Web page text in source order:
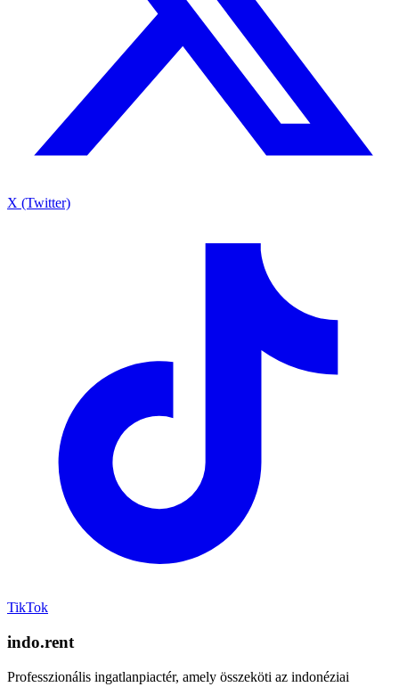
X (Twitter)
TikTok
indo.rent
Professzionális ingatlanpiactér, amely összeköti az indonéziai